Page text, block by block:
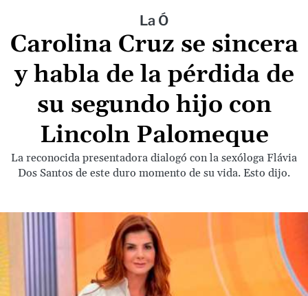
La Ó
Carolina Cruz se sincera
y habla de la pérdida de
su segundo hijo con
Lincoln Palomeque
La reconocida presentadora dialogó con la sexóloga Flávia
Dos Santos de este duro momento de su vida. Esto dijo.